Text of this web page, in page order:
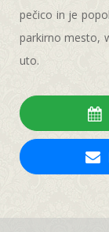
pečico in je
parkirno mesto,
uto.